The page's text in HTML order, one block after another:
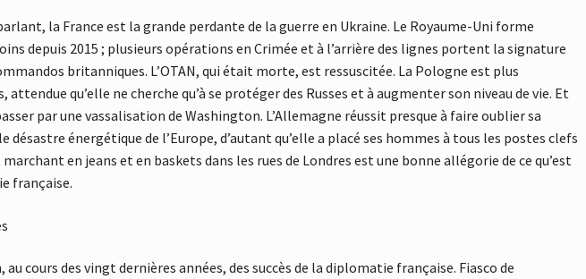
la France est la grande perdante de la guerre en Ukraine. Le Royaume-Uni forme
depuis 2015 ; plusieurs opérations en Crimée et à l’arrière des lignes portent la signature
britanniques. L’OTAN, qui était morte, est ressuscitée. La Pologne est plus
qu’elle ne cherche qu’à se protéger des Russes et à augmenter son niveau de vie. Et
par une vassalisation de Washington. L’Allemagne réussit presque à faire oublier sa
désastre énergétique de l’Europe, d’autant qu’elle a placé ses hommes à tous les postes clefs
marchant en jeans et en baskets dans les rues de Londres est une bonne allégorie de ce qu’est
française.
au cours des vingt dernières années, des succès de la diplomatie française. Fiasco de